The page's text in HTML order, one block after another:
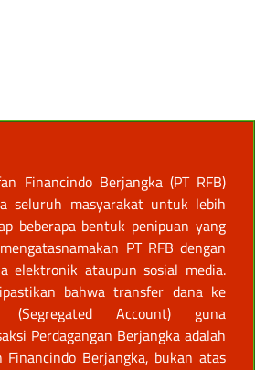
Financindo Berjangka (PT RFB)
seluruh masyarakat untuk lebih
beberapa bentuk penipuan yang
PT RFB dengan
elektronik ataupun sosial media.
bahwa transfer dana ke
Account) guna
Perdagangan Berjangka adalah
Financindo Berjangka, bukan atas